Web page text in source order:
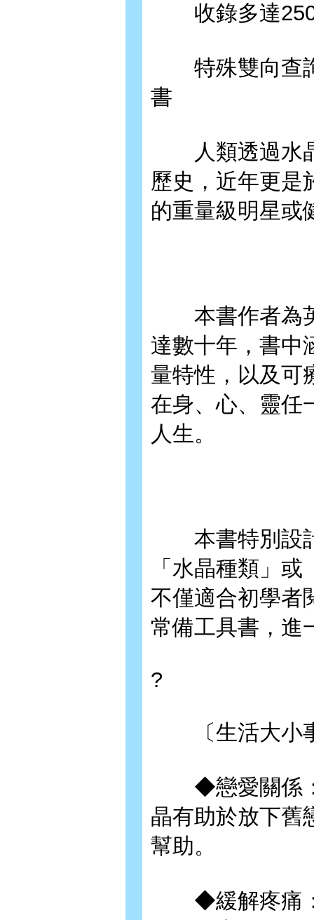
收錄多達250
特殊雙向查詢
書
人類透過水晶
歷史，近年更是
的重量級明星或
本書作者為英
達數十年，書中
量特性，以及可
在身、心、靈任
人生。
本書特別設計
「水晶種類」
不僅適合初學者
常備工具書，進
?
〔生活大小事
◆戀愛關係：
晶有助於放下舊
幫助。
◆緩解疼痛：